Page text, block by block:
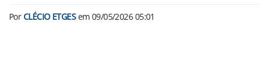
PorCLÉCIO ETGESem 09/05/2026 05:01